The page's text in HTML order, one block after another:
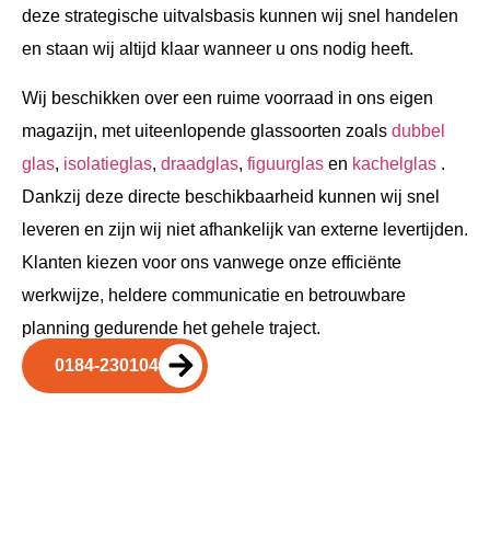
deze strategische uitvalsbasis kunnen wij snel handelen
en staan wij altijd klaar wanneer u ons nodig heeft.
Wij beschikken over een ruime voorraad in ons eigen
magazijn, met uiteenlopende glassoorten zoals dubbel
glas, isolatieglas, draadglas, figuurglas en kachelglas .
Dankzij deze directe beschikbaarheid kunnen wij snel
leveren en zijn wij niet afhankelijk van externe levertijden.
Klanten kiezen voor ons vanwege onze efficiënte
werkwijze, heldere communicatie en betrouwbare
planning gedurende het gehele traject.
0184-230104